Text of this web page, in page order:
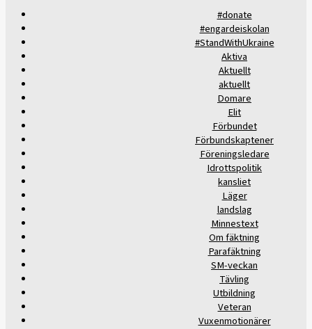
#donate
#engardeiskolan
#StandWithUkraine
Aktiva
Aktuellt
aktuellt
Domare
Elit
Förbundet
Förbundskaptener
Föreningsledare
Idrottspolitik
kansliet
Läger
landslag
Minnestext
Om fäktning
Parafäktning
SM-veckan
Tävling
Utbildning
Veteran
Vuxenmotionärer